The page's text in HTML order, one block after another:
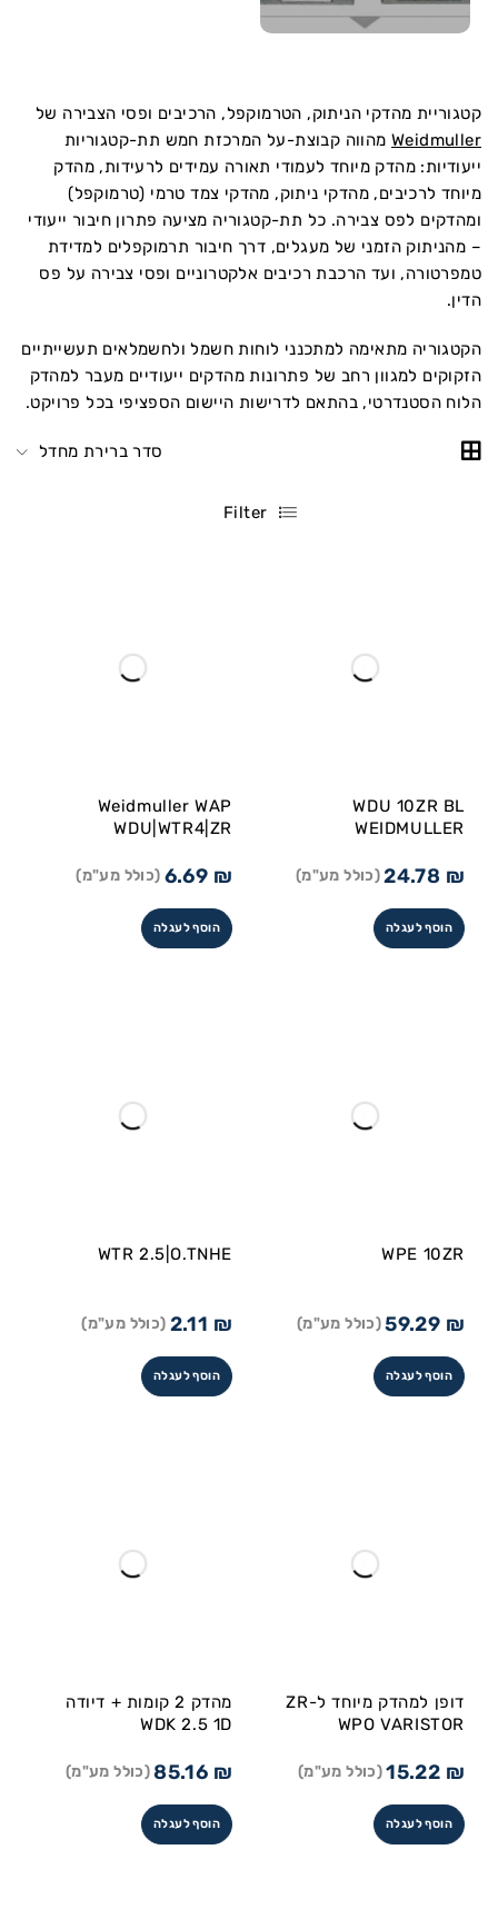
קטגוריית מהדקי הניתוק, הטרמוקפל, הרכיבים ופסי הצבירה של
Weidmuller מהווה קבוצת-על המרכזת חמש תת-קטגוריות
ייעודיות: מהדק מיוחד לעמודי תאורה עמידים לרעידות, מהדק
מיוחד לרכיבים, מהדקי ניתוק, מהדקי צמד טרמי (טרמוקפל)
ומהדקים לפס צבירה. כל תת-קטגוריה מציעה פתרון חיבור ייעודי
– מהניתוק הזמני של מעגלים, דרך חיבור תרמוקפלים למדידת
טמפרטורה, ועד הרכבת רכיבים אלקטרוניים ופסי צבירה על פס
הדין.
הקטגוריה מתאימה למתכנני לוחות חשמל ולחשמלאים תעשייתיים
הזקוקים למגוון רחב של פתרונות מהדקים ייעודיים מעבר למהדק
הלוח הסטנדרטי, בהתאם לדרישות היישום הספציפי בכל פרויקט.
סדר ברירת מחדל
Filter
WDU 10ZR BL
WEIDMULLER
24.78 ₪ (כולל מע"מ)
הוסף לעגלה
Weidmuller WAP
WDU|WTR4|ZR
6.69 ₪ (כולל מע"מ)
הוסף לעגלה
WPE 10ZR
59.29 ₪ (כולל מע"מ)
הוסף לעגלה
WTR 2.5|O.TNHE
2.11 ₪ (כולל מע"מ)
הוסף לעגלה
דופן למהדק מיוחד ל-ZR
WPO VARISTOR
15.22 ₪ (כולל מע"מ)
הוסף לעגלה
מהדק 2 קומות + דיודה
WDK 2.5 1D
85.16 ₪ (כולל מע"מ)
הוסף לעגלה